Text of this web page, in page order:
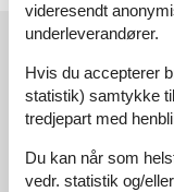
Eksterne
Vores
videresendt
underleverandører.
Hvis du accepterer
statistik) samtykke
tredjepart med
Du kan når som
vedr. statistik og/